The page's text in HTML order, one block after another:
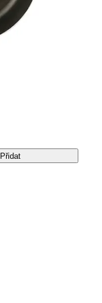
Přidat